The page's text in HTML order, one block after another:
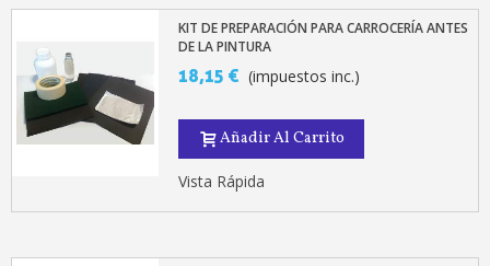
Suscríbete al
KIT DE PREPARACIÓN PARA CARROCERÍA ANTES
DE LA PINTURA
18,15 € (impuestos inc.)
Añadir Al Carrito
Vista Rápida